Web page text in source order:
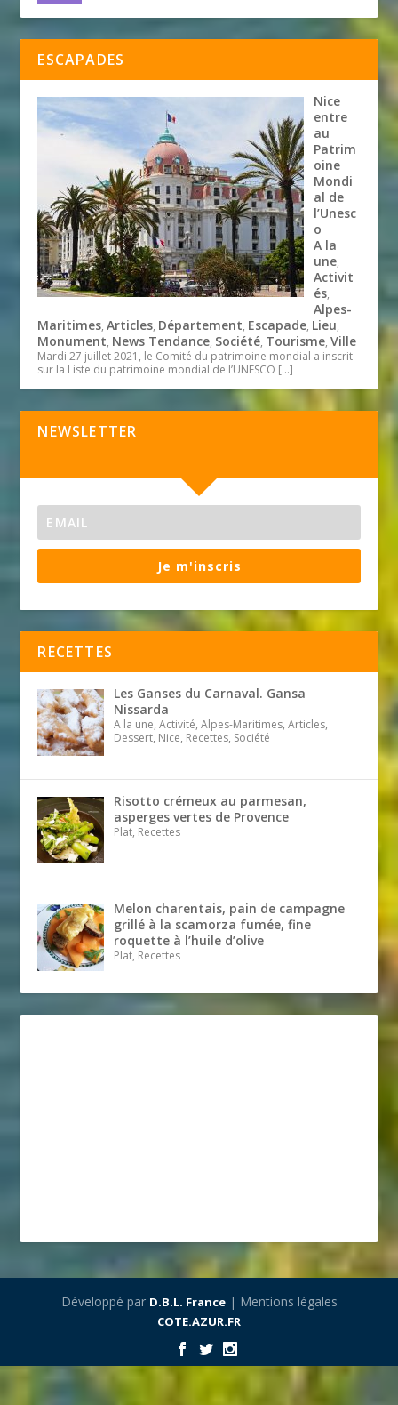
ESCAPADES
Nice
entre
au
Patrim
oine
Mondi
al de
l’Unesc
o
A la
une,
Activit
és,
Alpes-
Maritimes,Articles, Département, Escapade, Lieu,
Monument, News Tendance, Société, Tourisme,Ville
Mardi 27 juillet 2021, le Comité du patrimoine mondial a inscrit
sur la Liste du patrimoine mondial de l’UNESCO […]
NEWSLETTER
Je m'inscris
RECETTES
Les Ganses du Carnaval. Gansa
Nissarda
A la une, Activité, Alpes-Maritimes, Articles,
Dessert, Nice, Recettes, Société
Risotto crémeux au parmesan,
asperges vertes de Provence
Plat, Recettes
Melon charentais, pain de campagne
grillé à la scamorza fumée, fine
roquette à l’huile d’olive
Plat, Recettes
Développé par D.B.L. France| Mentions légales
COTE.AZUR.FR